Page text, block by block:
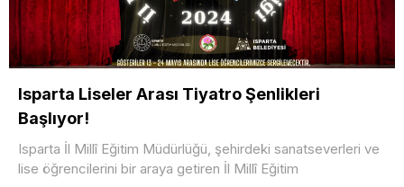
Isparta Liseler Arası Tiyatro Şenlikleri
Başlıyor!
Isparta İl Millî Eğitim Müdürlüğü, şehirdeki sanatseverleri ve
lise öğrencilerini bir araya getiren İl Millî Eğitim